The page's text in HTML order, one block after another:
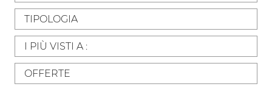
TIPOLOGIA
I PIÙ VISTI A :
OFFERTE